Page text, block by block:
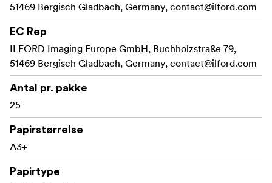
Blæktype: Pigment
51469 Bergisch Gladbach, Germany, contact@ilford.com
EC Rep
ILFORD Imaging Europe GmbH, Buchholzstraße 79,
51469 Bergisch Gladbach, Germany, contact@ilford.com
Antal pr. pakke
25
Papirstørrelse
A3+
Papirtype